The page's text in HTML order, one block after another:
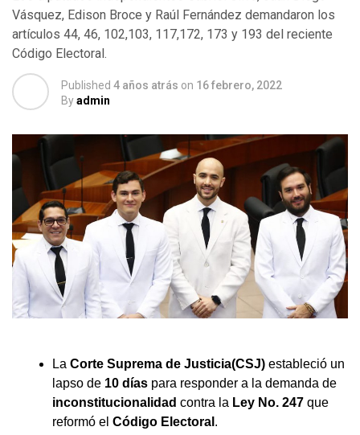
Vásquez, Edison Broce y Raúl Fernández demandaron los
artículos 44, 46, 102,103, 117,172, 173 y 193 del reciente
Código Electoral.
Published 4 años atrás on 16 febrero, 2022
Byadmin
La Corte Suprema de Justicia(CSJ) estableció un
lapso de 10 días para responder a la demanda de
inconstitucionalidad contra la Ley No. 247 que
reformó el Código Electoral .